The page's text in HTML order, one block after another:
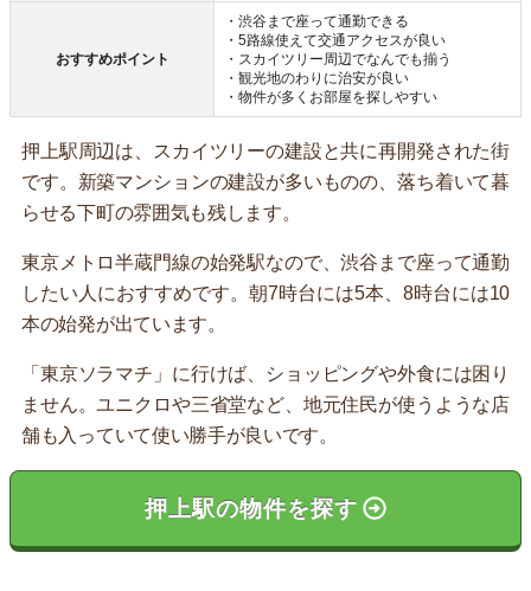
おすすめポイント
・渋谷まで座って通勤できる
・5路線使えて交通アクセスが良い
・スカイツリー周辺でなんでも揃う
・観光地のわりに治安が良い
・物件が多くお部屋を探しやすい
押上駅周辺は、スカイツリーの建設と共に再開発された街
です。新築マンションの建設が多いものの、落ち着いて暮
らせる下町の雰囲気も残します。
東京メトロ半蔵門線の始発駅なので、渋谷まで座って通勤
したい人におすすめです。朝7時台には5本、8時台には10
本の始発が出ています。
「東京ソラマチ」に行けば、ショッピングや外食には困り
ません。ユニクロや三省堂など、地元住民が使うような店
舗も入っていて使い勝手が良いです。
押上駅の物件を探す